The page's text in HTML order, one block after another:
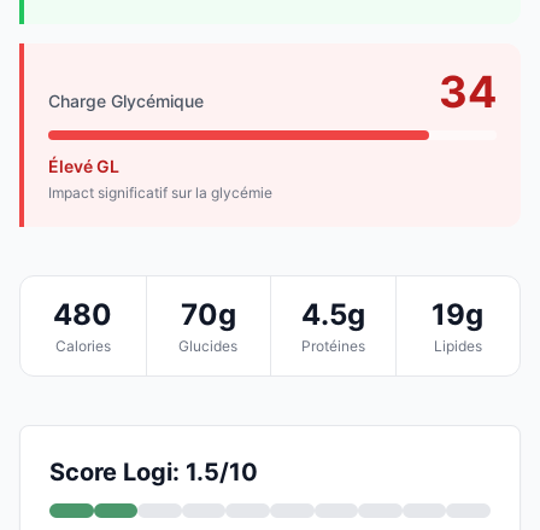
Charge Glycémique 34
Élevé GL
Impact significatif sur la glycémie
480
Calories
70g
Glucides
4.5g
Protéines
19g
Lipides
Score Logi: 1.5/10